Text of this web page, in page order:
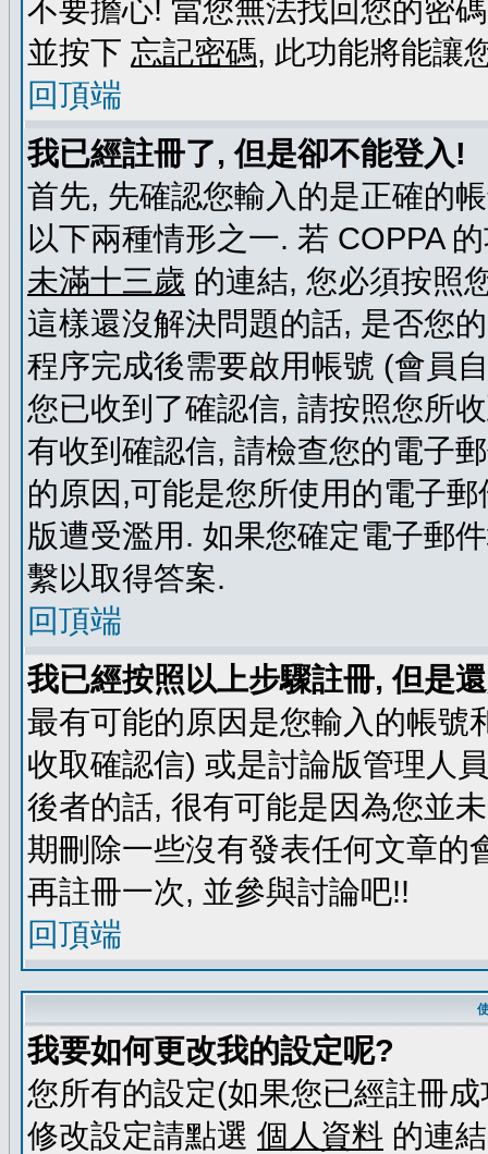
不要擔心! 當您無法找回您的密
並按下 忘記密碼, 此功能將能讓
回頂端
我已經註冊了, 但是卻不能登入!
首先, 先確認您輸入的是正確的
以下兩種情形之一. 若 COPPA
未滿十三歲 的連結, 您必須按照
這樣還沒解決問題的話, 是否您
程序完成後需要啟用帳號 (會員
您已收到了確認信, 請按照您所
有收到確認信, 請檢查您的電子
的原因,可能是您所使用的電子
版遭受濫用. 如果您確定電子郵
繫以取得答案.
回頂端
我已經按照以上步驟註冊, 但是
最有可能的原因是您輸入的帳號
收取確認信) 或是討論版管理人
後者的話, 很有可能是因為您並
期刪除一些沒有發表任何文章的
再註冊一次, 並參與討論吧!!
回頂端
我要如何更改我的設定呢?
您所有的設定(如果您已經註冊
修改設定請點選 個人資料 的連